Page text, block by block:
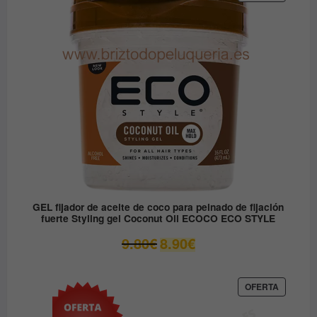
12.30€.
EN
GEL fijador de aceite de coco para peinado de fijación
fuerte Styling gel Coconut Oil ECOCO ECO STYLE
9.80€ El
precio
8.90€El
precio
OFERTA
EN